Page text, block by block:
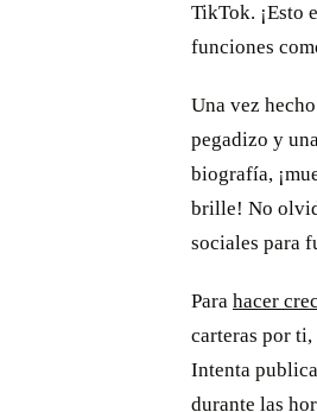
TikTok. ¡Esto
funciones
Una vez
pegadizo y
biografía,
brille! No
sociales para
Para hacer
carteras por
Intenta
durante las